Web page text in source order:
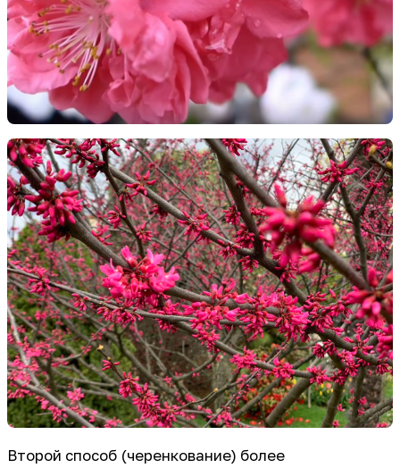
Второй способ (черенкование) более